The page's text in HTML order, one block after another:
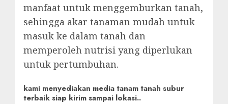
manfaat untuk menggemburkan tanah,
sehingga akar tanaman mudah untuk
masuk ke dalam tanah dan
memperoleh nutrisi yang diperlukan
untuk pertumbuhan.
kami menyediakan media tanam tanah subur
terbaik siap kirim sampai lokasi..